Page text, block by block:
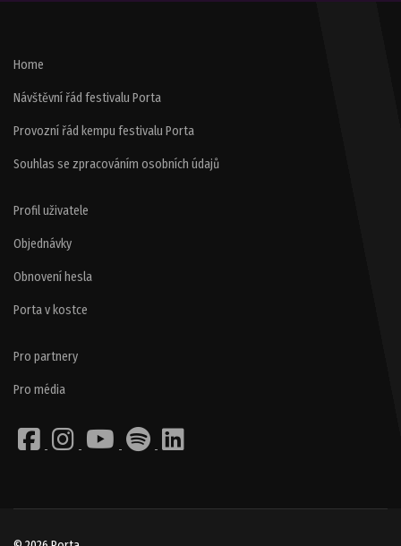
Home
Návštěvní řád festivalu Porta
Provozní řád kempu festivalu Porta
Souhlas se zpracováním osobních údajů
Profil uživatele
Objednávky
Obnovení hesla
Porta v kostce
Pro partnery
Pro média